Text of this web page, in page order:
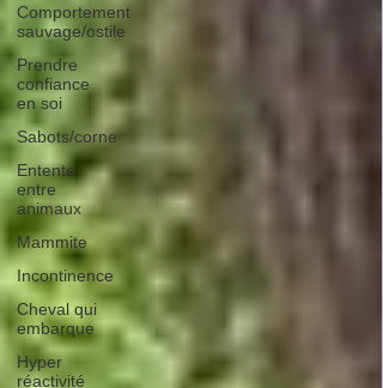
Comportement
sauvage/ostile
Prendre
confiance
en soi
Sabots/corne
Entente
entre
animaux
Mammite
Incontinence
Cheval qui
embarque
Hyper
réactivité